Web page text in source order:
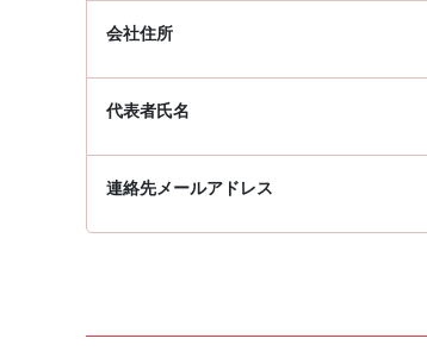
会社住所
代表者氏名
連絡先メールアドレス